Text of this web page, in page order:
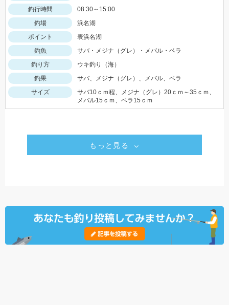
釣行時間
08:30～15:00
釣場
浜名湖
ポイント
表浜名湖
釣魚
サバ・メジナ（グレ）・メバル・ベラ
釣り方
ウキ釣り（海）
釣果
サバ、メジナ（グレ）、メバル、ベラ
サイズ
サバ10ｃｍ程、メジナ（グレ）20ｃｍ～35ｃｍ、
メバル15ｃｍ、ベラ15ｃｍ
もっと見る